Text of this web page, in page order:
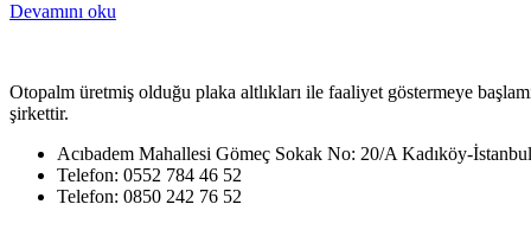
Devamını oku
Otopalm üretmiş olduğu plaka altlıkları ile faaliyet göstermeye
şirkettir.
Acıbadem Mahallesi Gömeç Sokak No: 20/A Kadıköy-İstanbul
Telefon: 0552 784 46 52
Telefon: 0850 242 76 52